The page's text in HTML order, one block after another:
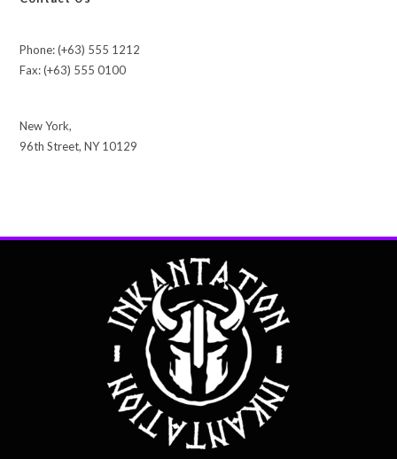
Phone: (+63) 555 1212
Fax: (+63) 555 0100
New York,
96th Street, NY 10129